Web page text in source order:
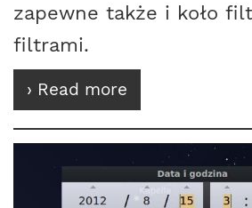
zapewne także i koło
filtrami.
› Read more